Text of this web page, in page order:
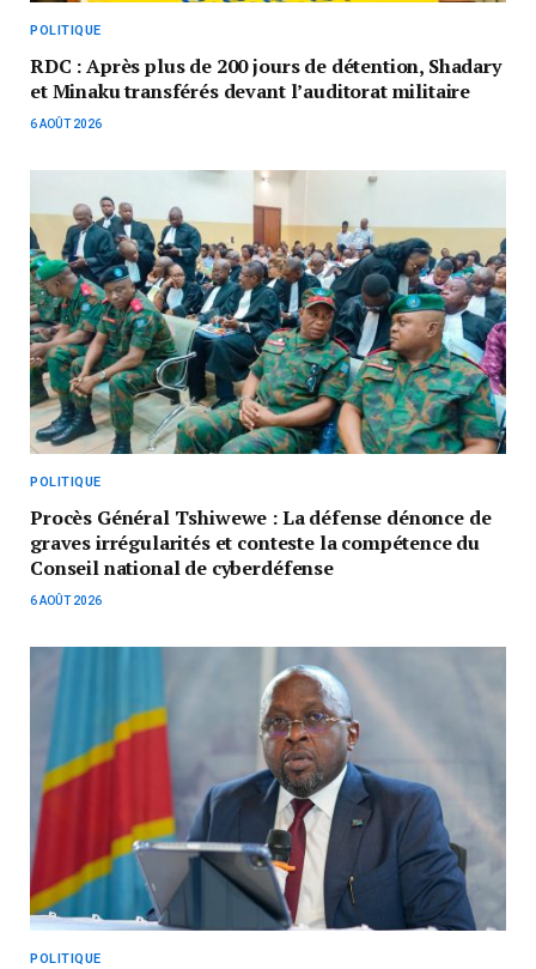
POLITIQUE
RDC : Après plus de 200 jours de détention, Shadary
et Minaku transférés devant l’auditorat militaire
6 AOÛT 2026
POLITIQUE
Procès Général Tshiwewe : La défense dénonce de
graves irrégularités et conteste la compétence du
Conseil national de cyberdéfense
6 AOÛT 2026
POLITIQUE